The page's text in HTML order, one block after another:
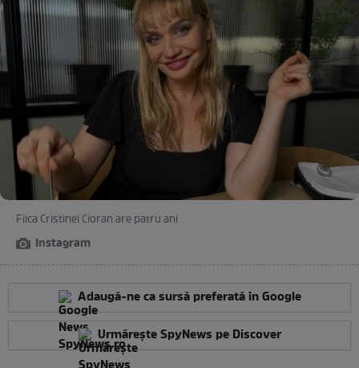
Fiica Cristinei Cioran are patru ani
Instagram
Adaugă-ne ca sursă preferată în Google
Urmărește SpyNews pe Discover